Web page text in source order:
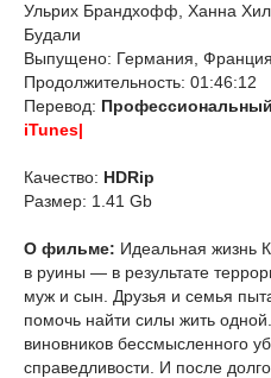
Ульрих Брандхофф, Ханна
Будали
Выпущено: Германия, Франция
Продолжительность: 01:46:12
Перевод:
iTunes|
Качество: HDRip
Размер: 1.41 Gb
О фильме: Идеальная жизнь
в руины — в результате
муж и сын. Друзья и семья
помочь найти силы жить
виновников бессмысленного
справедливости. И после